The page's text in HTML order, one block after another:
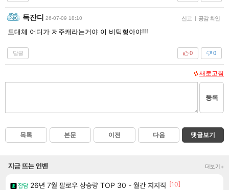
독잔디 26-07-09 18:10 신고 | 공감 확인
도대체 어디가 저주캐라는거야 이 비틱형아야!!!
답글 0
0
새로고침
등록
목록 본문 이전 다음 댓글보기
지금 뜨는 인벤 더보기+
잡담 26년 7월 팔로우 상승량 TOP 30 - 월간 치지직 [10]